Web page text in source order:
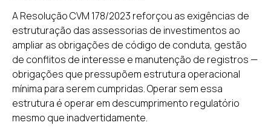
A Resolução CVM 178/2023 reforçou as exigências de
estruturação das assessorias de investimentos ao
ampliar as obrigações de código de conduta, gestão
de conflitos de interesse e manutenção de registros —
obrigações que pressupõem estrutura operacional
mínima para serem cumpridas. Operar sem essa
estrutura é operar em descumprimento regulatório
mesmo que inadvertidamente.